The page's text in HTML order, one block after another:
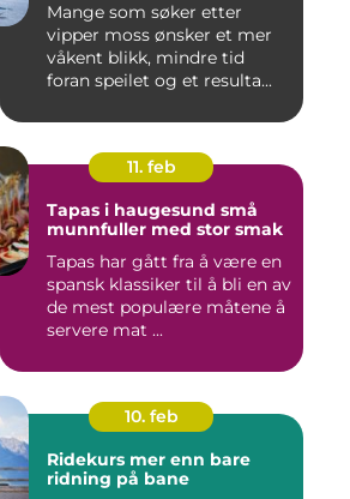
Mange som søker etter
vipper moss ønsker et mer
våkent blikk, mindre tid
foran speilet og et resulta...
11. feb
Tapas i haugesund små
munnfuller med stor smak
Tapas har gått fra å være en
spansk klassiker til å bli en av
de mest populære måtene å
servere mat ...
10. feb
Ridekurs mer enn bare
ridning på bane